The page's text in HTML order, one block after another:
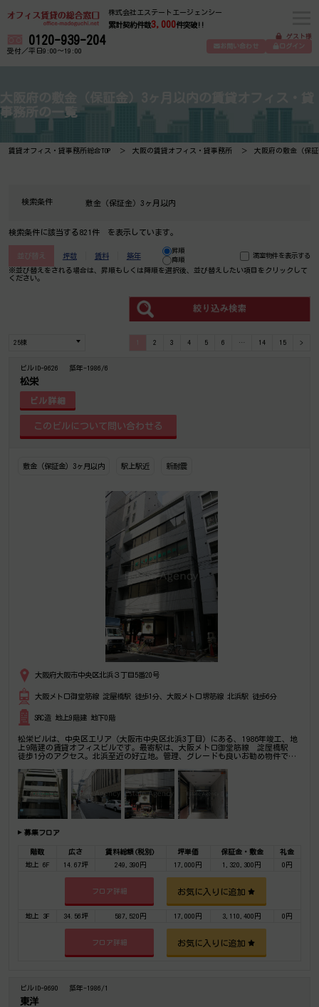
株式会社エステートエージェンシー
累計契約件数3,000件突破!!
0120-939-204
受付／平日9:00～19:00
ゲスト様
お問い合わせ
ログイン
事務所の一覧
賃貸オフィス・貸事務所総合TOP 大阪の賃貸オフィス・貸事務所 大阪府の敷金（保
検索条件 敷金（保証金）3ヶ月以内
検索条件に該当する821件 を表示しています。
並び替え 坪数 賃料 築年
昇順
降順
満室物件を表示する
※並び替えをされる場合は、昇順もしくは降順を選択後、​並び替えしたい項目をクリックして
ください。
2 3 4 5 6 … 14 15 >
ビルID-9626 築年-1986/6
松栄
ビル詳細
敷金（保証金）3ヶ月以内 駅上駅近 新耐震
大阪府大阪市中央区北浜３丁目5番20号
大阪メトロ御堂筋線 淀屋橋駅 徒歩1分、大阪メトロ堺筋線 北浜駅 徒歩6分
SRC造 地上9階建 地下0階
松栄ビルは、中央区エリア（大阪市中央区北浜3丁目）にある、1986年竣工、地
上9階建の賃貸オフィスビルです。最寄駅は、大阪メトロ御堂筋線 淀屋橋駅
徒歩1分のアクセス。北浜至近の好立地。管理、グレードも良いお勧め物件で
ご相談下さい。
募集フロア
階数 広さ 賃料総額(税別) 坪単価 保証金・敷金
礼金
地上 6F
14.67坪 249,390円 17,000円 1,320,300円 0円
フロア詳細 お気に入りに追加
地上 3F 34.56坪 587,520円 17,000円 3,110,400円 0円
フロア詳細 お気に入りに追加
ビルID-9690 築年-1986/1
東洋